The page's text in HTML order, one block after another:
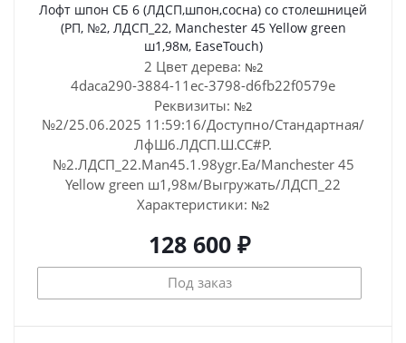
Лофт шпон СБ 6 (ЛДСП,шпон,сосна) со столешницей
(РП, №2, ЛДСП_22, Manchester 45 Yellow green
ш1,98м, EaseTouch)
2 Цвет дерева: №2
4daca290-3884-11ec-3798-d6fb22f0579e
Реквизиты: №2
№2/25.06.2025 11:59:16/Доступно/Стандартная/
ЛфШ6.ЛДСП.Ш.СС#Р.
№2.ЛДСП_22.Man45.1.98ygr.Ea/Manchester 45
Yellow green ш1,98м/Выгружать/ЛДСП_22
Характеристики: №2
128 600 ₽
Под заказ